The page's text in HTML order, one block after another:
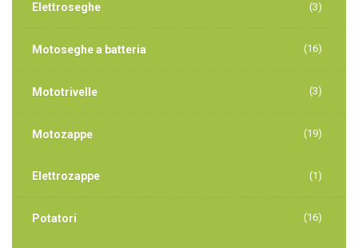
Elettroseghe (3)
Motoseghe a batteria (16)
Mototrivelle (3)
Motozappe (19)
Elettrozappe (1)
Potatori (16)